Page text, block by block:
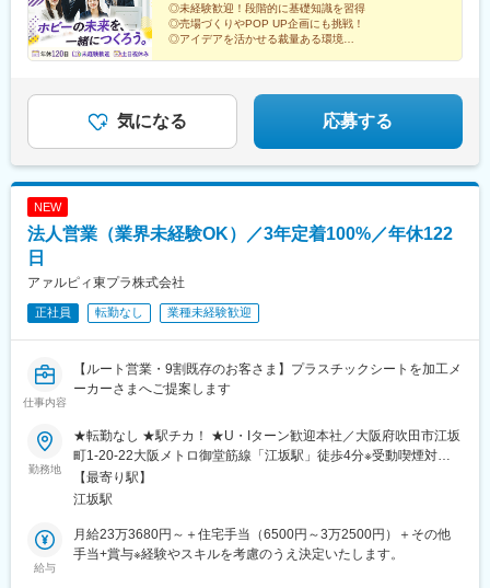
◎未経験歓迎！段階的に基礎知識を習得
◎売場づくりやPOP UP企画にも挑戦！
◎アイデアを活かせる裁量ある環境
気になる 応募する
NEW
法人営業（業界未経験OK）／3年定着100%／年休122
日
アァルピィ東プラ株式会社
正社員 転勤なし 業種未経験歓迎
仕事内容
【ルート営業・9割既存のお客さま】プラスチックシートを加工メ
ーカーさまへご提案します
勤務地
★転勤なし ★駅チカ！ ★U・Iターン歓迎本社／大阪府吹田市江坂
町1-20-22大阪メトロ御堂筋線「江坂駅」徒歩4分※受動喫煙対
策：屋内禁煙
【最寄り駅】
江坂駅
給与
月給23万3680円～＋住宅手当（6500円～3万2500円）＋その他
手当+賞与※経験やスキルを考慮のうえ決定いたします。